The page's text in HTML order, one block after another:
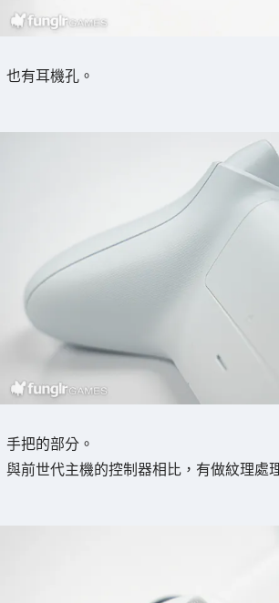
也有耳機孔。
手把的部分。
與前世代主機的控制器相比，有做紋理處